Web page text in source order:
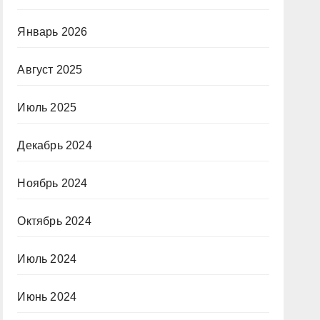
Январь 2026
Август 2025
Июль 2025
Декабрь 2024
Ноябрь 2024
Октябрь 2024
Июль 2024
Июнь 2024